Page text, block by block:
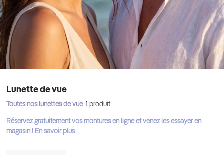
Lunette de vue
Toutes nos lunettes de vue produit
Réservez gratuitement vos montures en ligne et venez les essayer en
magasin ! En savoir plus